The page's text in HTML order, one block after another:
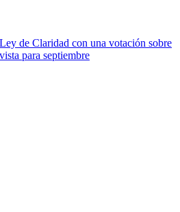
de Claridad con una votación sobre
para septiembre